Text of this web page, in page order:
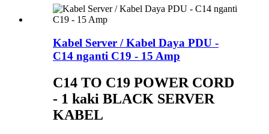
Kabel Server / Kabel Daya PDU -
C14 nganti C19 - 15 Amp
C14 TO C19 POWER CORD
- 1 kaki BLACK SERVER
KABEL